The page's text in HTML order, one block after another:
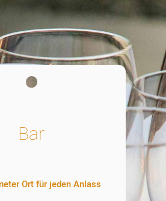
Bar
Ort für jeden Anlass